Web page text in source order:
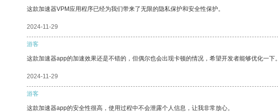
这款加速器VPM应用程序已经为我们带来了无限的隐私保护和安全性保护。
2024-11-29
游客
这款加速器app的加速效果还是不错的，但偶尔也会出现卡顿的情况，希望开发者能够优化一下。
2024-11-29
游客
这款加速器app的安全性很高，使用过程中不会泄露个人信息，让我非常放心。